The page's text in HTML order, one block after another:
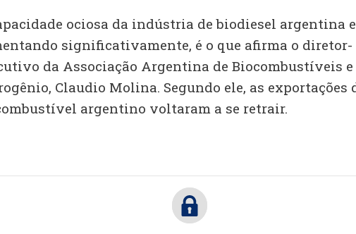
ociosa da indústria de biodiesel argentina
significativamente, é o que afirma o diretor-
da Associação Argentina de Biocombustíveis e
Claudio Molina. Segundo ele, as exportações
argentino voltaram a se retrair.